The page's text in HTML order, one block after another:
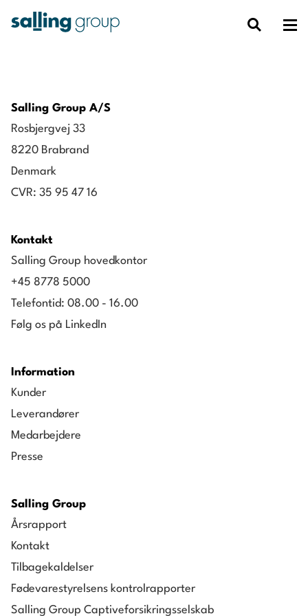
Salling Group A/S
Rosbjergvej 33
8220 Brabrand
Denmark
CVR: 35 95 47 16
Kontakt
Salling Group hovedkontor
+45 8778 5000
Telefontid: 08.00 - 16.00
Følg os på LinkedIn
Information
Kunder
Leverandører
Medarbejdere
Presse
Salling Group
Årsrapport
Kontakt
Tilbagekaldelser
Fødevarestyrelsens kontrolrapporter
Salling Group Captiveforsikringsselskab